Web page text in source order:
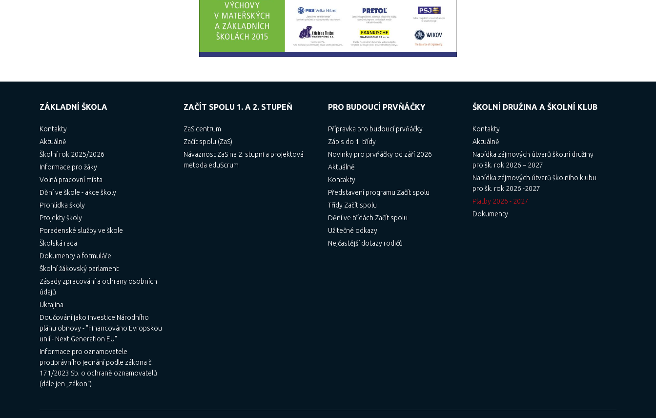
ZÁKLADNÍ ŠKOLA
Kontakty
Aktuálně
Školní rok 2025/2026
Informace pro žáky
Volná pracovní místa
Dění ve škole - akce školy
Prohlídka školy
Projekty školy
Poradenské služby ve škole
Školská rada
Dokumenty a formuláře
Školní žákovský parlament
Zásady zpracování a ochrany osobních
údajů
Ukrajina
Doučování jako investice Národního
plánu obnovy - "Financováno Evropskou
unií - Next Generation EU"
Informace pro oznamovatele
protiprávního jednání podle zákona č.
171/2023 Sb. o ochraně oznamovatelů
(dále jen „zákon“)
ZAČÍT SPOLU 1. A 2. STUPEŇ
ZaS centrum
Začít spolu (ZaS)
Návaznost ZaS na 2. stupni a projektová
metoda eduScrum
PRO BUDOUCÍ PRVŇÁČKY
Přípravka pro budoucí prvňáčky
Zápis do 1. třídy
Novinky pro prvňáčky od září 2026
Aktuálně
Kontakty
Představení programu Začít spolu
Třídy Začít spolu
Dění ve třídách Začít spolu
Užitečné odkazy
Nejčastější dotazy rodičů
ŠKOLNÍ DRUŽINA A ŠKOLNÍ KLUB
Kontakty
Aktuálně
Nabídka zájmových útvarů školní družiny
pro šk. rok 2026 – 2027
Nabídka zájmových útvarů školního klubu
pro šk. rok 2026 -2027
Platby 2026 - 2027
Dokumenty